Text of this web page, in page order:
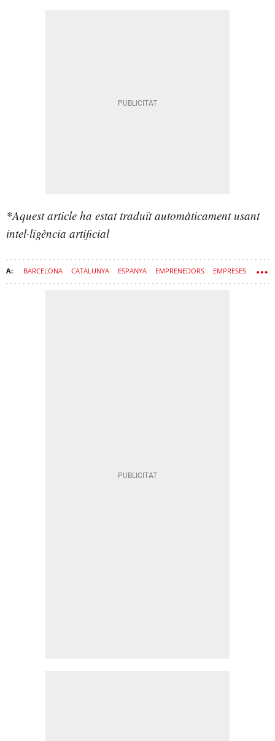
*Aquest article ha estat traduït automàticament usant
intel·ligència artificial
BARCELONA CATALUNYA ESPANYA EMPRENEDORS EMPRESES